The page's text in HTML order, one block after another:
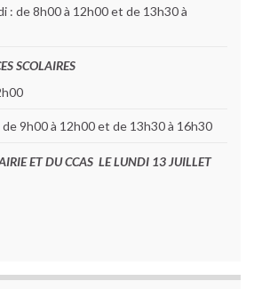
: de 8h00 à 12h00 et de 13h30 à
SCOLAIRES
9h00 à 12h00 et de 13h30 à 16h30
ET DU CCAS LE LUNDI 13 JUILLET